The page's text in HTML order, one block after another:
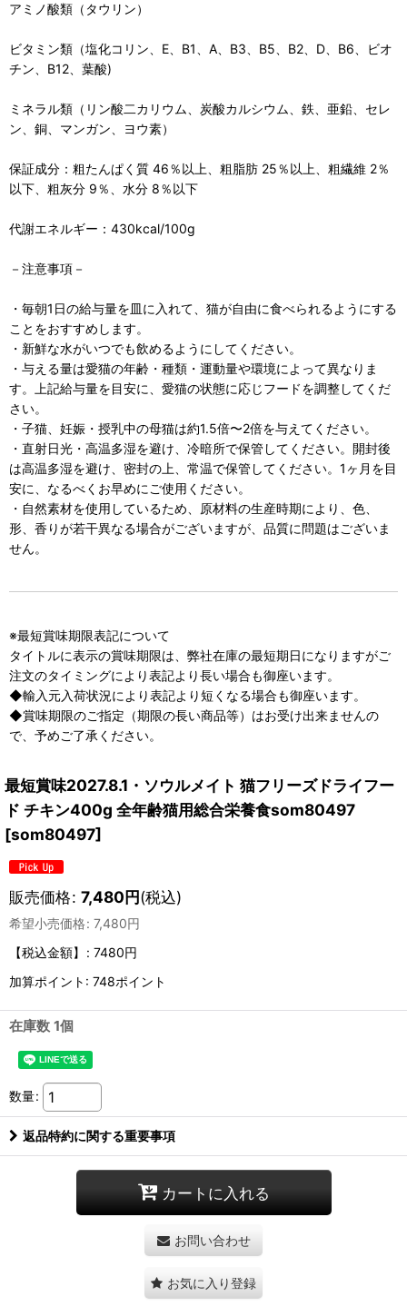
アミノ酸類（タウリン）
ビタミン類（塩化コリン、E、B1、A、B3、B5、B2、D、B6、ビオ
チン、B12、葉酸)
ミネラル類（リン酸二カリウム、炭酸カルシウム、鉄、亜鉛、セレ
ン、銅、マンガン、ヨウ素）
保証成分：粗たんぱく質 46％以上、粗脂肪 25％以上、粗繊維 2％
以下、粗灰分 9％、水分 8％以下
代謝エネルギー：430kcal/100g
－注意事項－
・毎朝1日の給与量を皿に入れて、猫が自由に食べられるようにする
ことをおすすめします。
・新鮮な水がいつでも飲めるようにしてください。
・与える量は愛猫の年齢・種類・運動量や環境によって異なりま
す。上記給与量を目安に、愛猫の状態に応じフードを調整してくだ
さい。
・子猫、妊娠・授乳中の母猫は約1.5倍〜2倍を与えてください。
・直射日光・高温多湿を避け、冷暗所で保管してください。開封後
は高温多湿を避け、密封の上、常温で保管してください。1ヶ月を目
安に、なるべくお早めにご使用ください。
・自然素材を使用しているため、原材料の生産時期により、色、
形、香りが若干異なる場合がございますが、品質に問題はございま
せん。
※最短賞味期限表記について
タイトルに表示の賞味期限は、弊社在庫の最短期日になりますがご
注文のタイミングにより表記より長い場合も御座います。
◆輸入元入荷状況により表記より短くなる場合も御座います。
◆賞味期限のご指定（期限の長い商品等）はお受け出来ませんの
で、予めご了承ください。
最短賞味2027.8.1・ソウルメイト 猫フリーズドライフー
ド チキン400g 全年齢猫用総合栄養食som80497
[som80497]
販売価格: 7,480円(税込)
希望小売価格: 7,480円
【税込金額】
: 7480円
加算ポイント: 748ポイント
在庫数 1個
数量:
返品特約に関する重要事項
カートに入れる
お問い合わせ
お気に入り登録